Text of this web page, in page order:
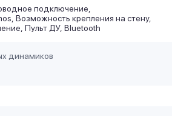
подключение
Возможность крепления на стену
Пульт ДУ Bluetooth
динамиков